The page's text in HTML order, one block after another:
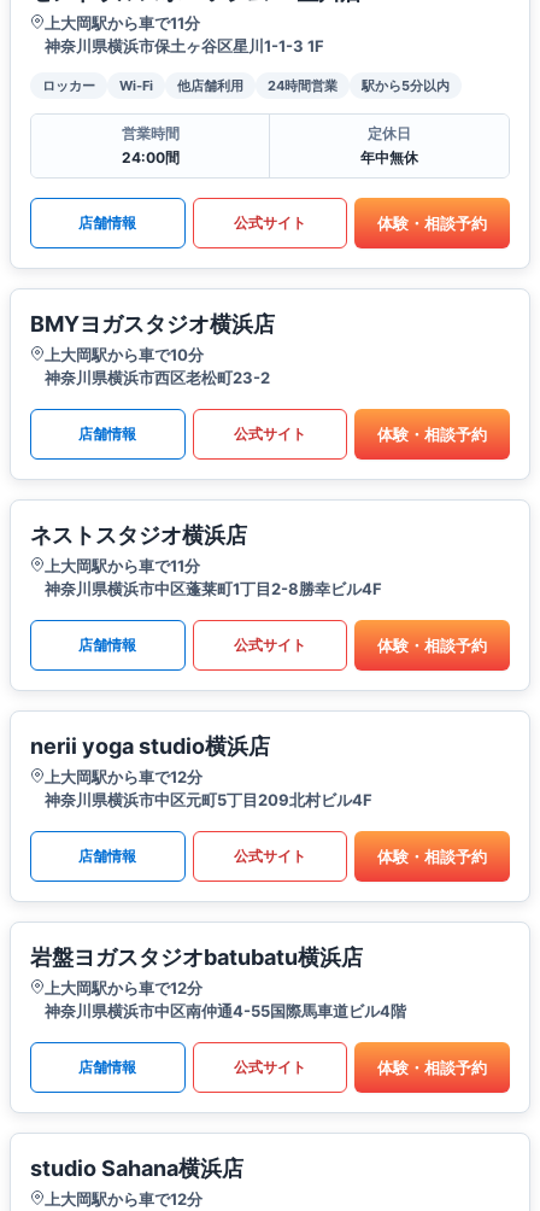
上大岡駅から車で11分
神奈川県横浜市保土ヶ谷区星川1-1-3 1F
ロッカー Wi-Fi 他店舗利用 24時間営業 駅から5分以内
営業時間
24:00間
定休日
年中無休
店舗情報 公式サイト 体験・相談予約
BMYヨガスタジオ横浜店
上大岡駅から車で10分
神奈川県横浜市西区老松町23-2
店舗情報 公式サイト 体験・相談予約
ネストスタジオ横浜店
上大岡駅から車で11分
神奈川県横浜市中区蓬莱町1丁目2-8勝幸ビル4F
店舗情報 公式サイト 体験・相談予約
nerii yoga studio横浜店
上大岡駅から車で12分
神奈川県横浜市中区元町5丁目209北村ビル4F
店舗情報 公式サイト 体験・相談予約
岩盤ヨガスタジオbatubatu横浜店
上大岡駅から車で12分
神奈川県横浜市中区南仲通4-55国際馬車道ビル4階
店舗情報 公式サイト 体験・相談予約
studio Sahana横浜店
上大岡駅から車で12分